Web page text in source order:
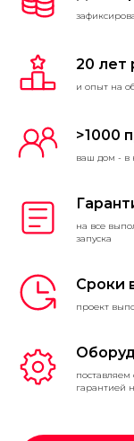
20 лет
и опыт на
>1000
ваш дом - в
на все
запуска
Сроки
проект
гарантией